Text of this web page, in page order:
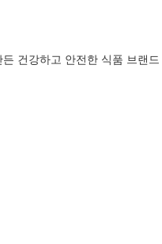
건강하고 안전한 식품 브랜드